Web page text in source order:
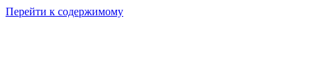
Перейти к содержимому